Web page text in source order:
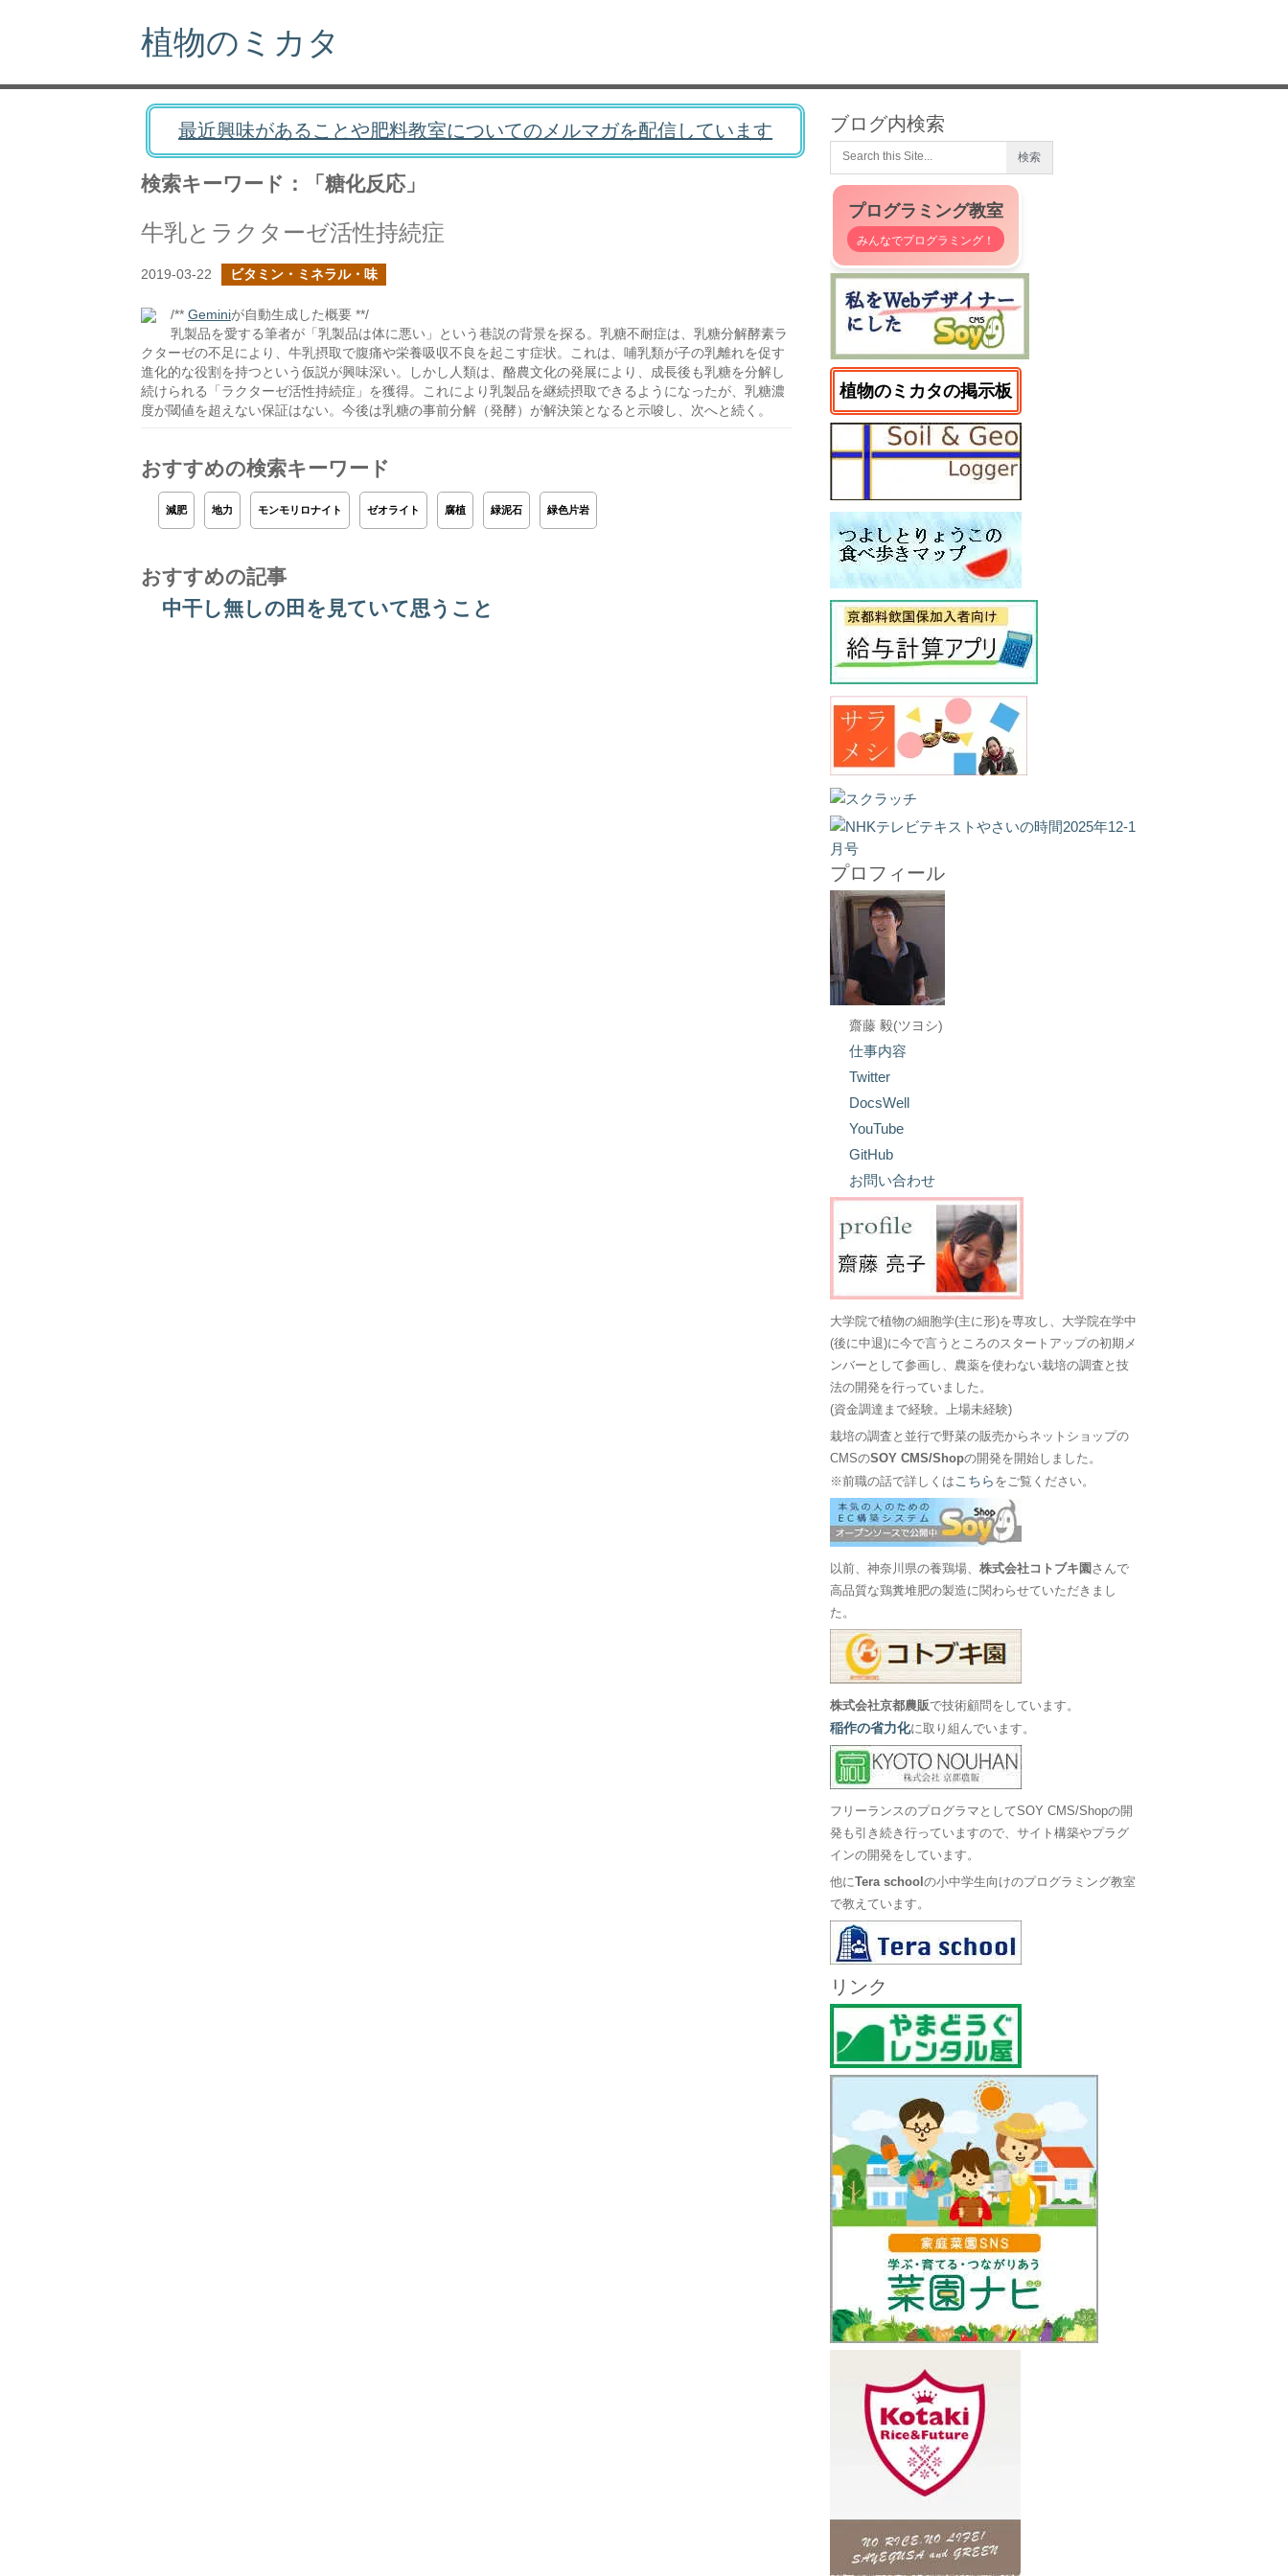
植物のミカタ
最近興味があることや肥料教室についてのメルマガを配信しています
検索キーワード：「糖化反応」
牛乳とラクターゼ活性持続症
2019-03-22 ビタミン・ミネラル・味
/** Geminiが自動生成した概要 **/
乳製品を愛する筆者が「乳製品は体に悪い」という巷説の背景を探る。乳糖不耐症は、乳糖分解酵素ラ
クターゼの不足により、牛乳摂取で腹痛や栄養吸収不良を起こす症状。これは、哺乳類が子の乳離れを促す
進化的な役割を持つという仮説が興味深い。しかし人類は、酪農文化の発展により、成長後も乳糖を分解し
続けられる「ラクターゼ活性持続症」を獲得。これにより乳製品を継続摂取できるようになったが、乳糖濃
度が閾値を超えない保証はない。今後は乳糖の事前分解（発酵）が解決策となると示唆し、次へと続く。
おすすめの検索キーワード
減肥 地力 モンモリロナイト ゼオライト 腐植 緑泥石 緑色片岩
おすすめの記事
中干し無しの田を見ていて思うこと
ブログ内検索
プログラミング教室
みんなでプログラミング！
植物のミカタの掲示板
プロフィール
齋藤 毅(ツヨシ)
仕事内容
Twitter
DocsWell
YouTube
GitHub
お問い合わせ
大学院で植物の細胞学(主に形)を専攻し、大学院在学中
(後に中退)に今で言うところのスタートアップの初期メ
ンバーとして参画し、農薬を使わない栽培の調査と技
法の開発を行っていました。
(資金調達まで経験。上場未経験)
栽培の調査と並行で野菜の販売からネットショップの
CMSのSOY CMS/Shopの開発を開始しました。
※前職の話で詳しくは こちら をご覧ください。
以前、神奈川県の養鶏場、株式会社コトブキ園 さんで
高品質な鶏糞堆肥の製造に関わらせていただきまし
た。
株式会社京都農販で技術顧問をしています。
稲作の省力化に取り組んでいます。
フリーランスのプログラマとしてSOY CMS/Shopの開
発も引き続き行っていますので、サイト構築やプラグ
インの開発をしています。
他にTera schoolの小中学生向けのプログラミング教室
で教えています。
リンク